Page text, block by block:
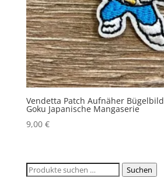
Vendetta Patch Aufnäher
Goku Japanische Mangaserie
9,00 €
Suchen
Suchen